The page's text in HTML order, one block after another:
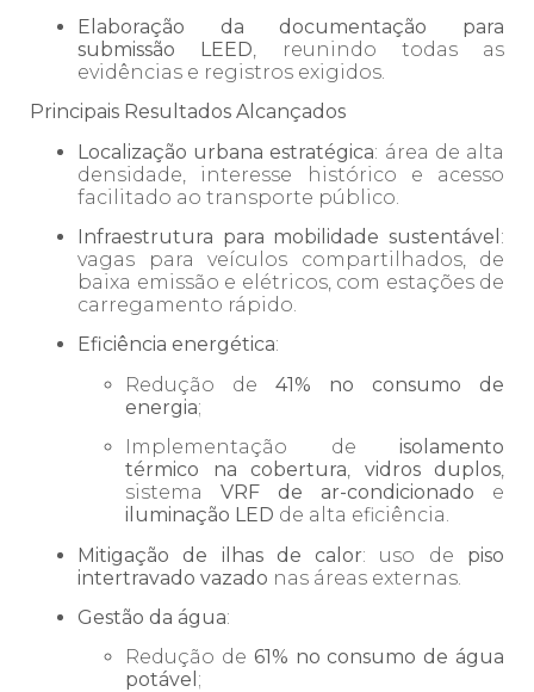
Elaboração da documentação para
submissão LEED, reunindo todas as
evidências e registros exigidos.
Principais Resultados Alcançados
Localização urbana estratégica: área de alta
densidade, interesse histórico e acesso
facilitado ao transporte público.
Infraestrutura para mobilidade sustentável :
vagas para veículos compartilhados, de
baixa emissão e elétricos, com estações de
carregamento rápido.
Eficiência energética:
Redução de 41% no consumo de
energia;
Implementação de isolamento
térmico na cobertura, vidros duplos,
sistema VRF de ar-condicionado e
iluminação LED de alta eficiência.
Mitigação de ilhas de calor: uso de piso
intertravado vazado nas áreas externas.
Gestão da água:
Redução de 61% no consumo de água
potável ;